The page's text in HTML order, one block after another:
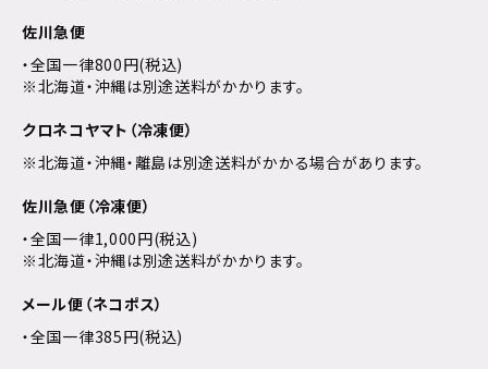
佐川急便
・全国一律800円(税込)
※北海道・沖縄は別途送料がかかります。
クロネコヤマト（冷凍便）
※北海道・沖縄・離島は別途送料がかかる場合があります。
佐川急便（冷凍便）
・全国一律1,000円(税込)
※北海道・沖縄は別途送料がかかります。
メール便（ネコポス）
・全国一律385円(税込)